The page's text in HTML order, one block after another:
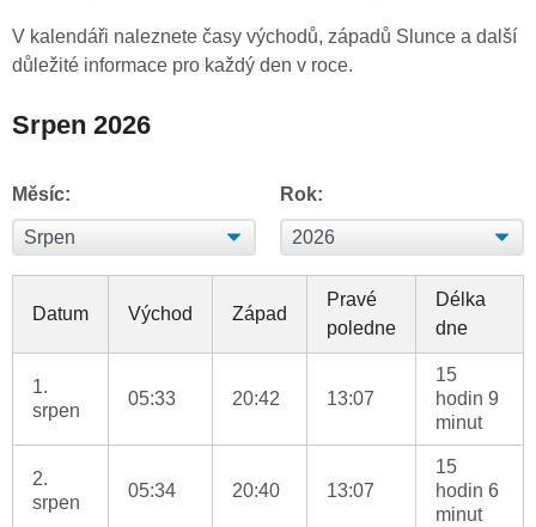
V kalendáři naleznete časy východů, západů Slunce a další
důležité informace pro každý den v roce.
Srpen 2026
Měsíc: Rok:
Datum Východ Západ
Pravé
poledne
Délka
dne
1.
srpen
05:33 20:42 13:07
15
hodin 9
minut
2.
srpen
05:34 20:40 13:07
15
hodin 6
minut